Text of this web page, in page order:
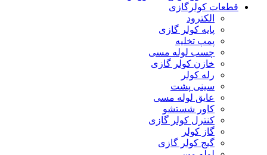
قطعات کولرگازی
الکترود
پایه کولر گازی
پمپ تخلیه
چسب لوله مسی
خازن کولر گازی
رله کولر
سینی پشت
عایق لوله مسی
کاور شستشو
کنترل کولر گازی
گاز کولر
گیج کولر گازی